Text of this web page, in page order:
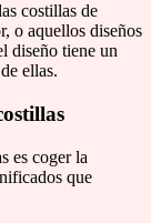
costillas de
o aquellos diseños
diseño tiene un
ellas.
es coger la
que